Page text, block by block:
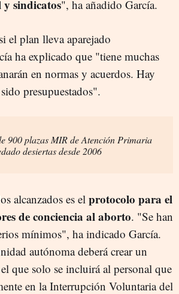
y sindicatos", ha añadido García.
el plan lleva aparejado
ha explicado que "tiene muchas
en normas y acuerdos. Hay
presupuestados".
900 plazas MIR de Atención Primaria
desiertas desde 2006
alcanzados es el protocolo para el
de conciencia al aborto. "Se han
mínimos", ha indicado García.
autónoma deberá crear un
que solo se incluirá al personal que
en la Interrupción Voluntaria del